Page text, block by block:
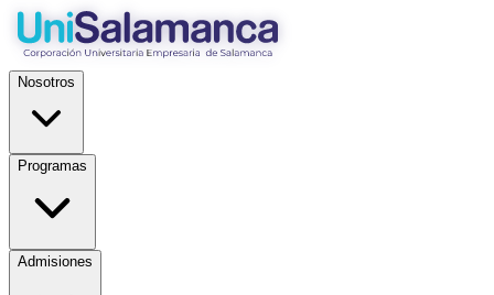
Nosotros
Programas
Admisiones